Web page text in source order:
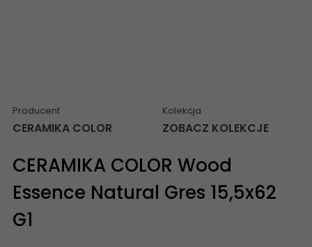
Producent
CERAMIKA COLOR
Kolekcja
ZOBACZ KOLEKCJE
CERAMIKA COLOR Wood
Essence Natural Gres 15,5x62
G1